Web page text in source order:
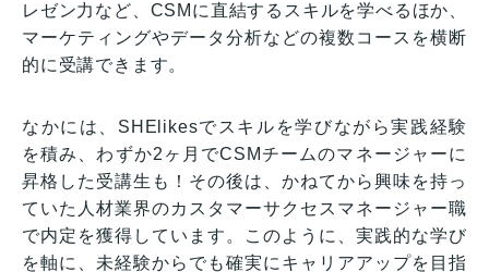
レゼン力など、CSMに直結するスキルを学べるほか、
マーケティングやデータ分析などの複数コースを横断
的に受講できます。
なかには、SHElikesでスキルを学びながら実践経験
を積み、わずか2ヶ月でCSMチームのマネージャーに
昇格した受講生も！その後は、かねてから興味を持っ
ていた人材業界のカスタマーサクセスマネージャー職
で内定を獲得しています。このように、実践的な学び
を軸に、未経験からでも確実にキャリアアップを目指